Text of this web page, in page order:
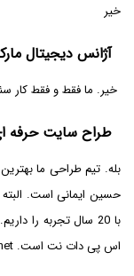
خیر
آژانس دیجیتال
خیر. ما فقط و فقط کار
طراح سایت حرفه
بله. تیم طراحی ما
حسین ایمانی است.
با 20 سال تجربه را
اس پی دات نت است. asp.net